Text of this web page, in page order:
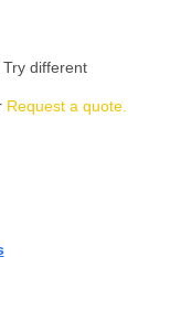
different
Request a quote.